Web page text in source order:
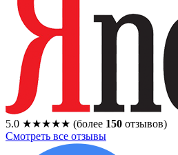
5.0 ★★★★★ (более 150 отзывов)
Смотреть все отзывы